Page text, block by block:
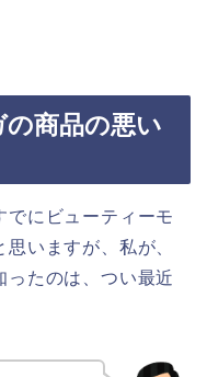
商品の悪い
でにビューティーモ
いますが、私が、
ったのは、つい最近